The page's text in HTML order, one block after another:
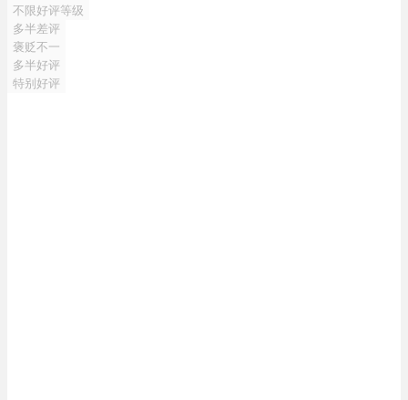
不限好评等级
多半差评
褒贬不一
多半好评
特别好评